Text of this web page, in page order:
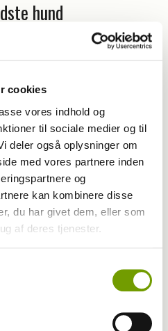
cookies
vores indhold og
til sociale medier og til
deler også oplysninger om
med vores partnere inden
og
kan kombinere disse
du har givet dem, eller som
af deres tjenester.
hund
hund